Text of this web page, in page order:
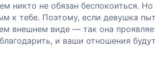
никто не обязан беспокоиться. Но
к тебе. Поэтому, если девушка
внешнем виде — так она
и ваши отношения будут